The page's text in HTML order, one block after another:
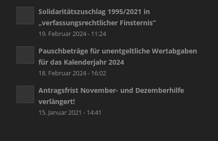
Solidaritätszuschlag 1995/2021 in
„verfassungsrechtlicher Finsternis“
19. Februar 2024 - 11:24
Pauschbeträge für unentgeltliche Wertabgaben
für das Kalenderjahr 2024
18. Februar 2024 - 16:02
Antragsfrist November- und Dezemberhilfe
verlängert!
15. Januar 2021 - 14:41